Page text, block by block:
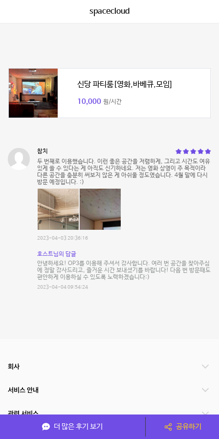
spacecloud
신당 파티룸[영화,바베큐,모임]
10,000 원/시간
참치
두 번째로 이용했습니다. 이런 좋은 공간을 저렴하게, 그리고 시간도 여유
있게 쓸 수 있다는 게 아직도 신기하네요. 저는 영화 상영이 주 목적이라
다른 공간을 충분히 써보지 않은 게 아쉬울 정도였습니다. 4월 말에 다시
방문 예정입니다. :)
2023-04-03 20:36:16
호스트님의 답글
안녕하세요! OP3를 이용해 주셔서 감사합니다. 여러 번 공간을 찾아주심
에 정말 감사드리고, 즐거운 시간 보내셨기를 바랍니다! 다음 번 방문때도
편안하게 이용하실 수 있도록 노력하겠습니다:)
2023-04-04 09:54:24
더 많은 후기 보기 공유하기
회사
서비스 안내
관련 서비스